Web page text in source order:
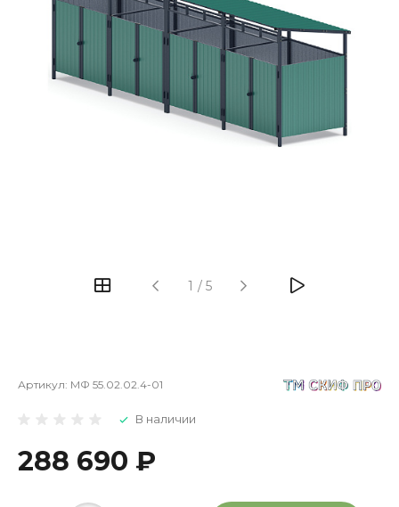
1 / 5
Артикул: МФ 55.02.02.4-01
В наличии
288 690 ₽